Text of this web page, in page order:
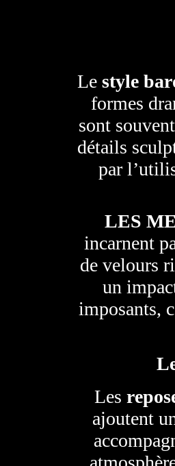
Le style
formes
sont
détails
par
LES
incarnent
de velours
un
imposants,
Les
ajoutent